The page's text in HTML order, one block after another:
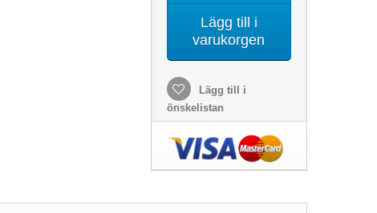
Lägg till i
varukorgen
Lägg till i
önskelistan